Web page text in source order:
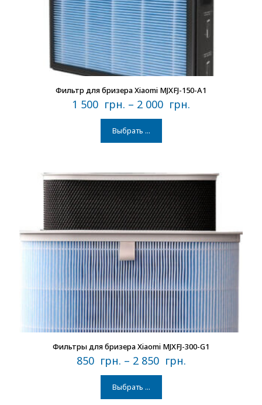
Фильтр для бризера Xiaomi MJXFJ-150-A1
1 500 грн. – 2 000 грн.
Выбрать ...
В наличии
Фильтры для бризера Xiaomi MJXFJ-300-G1
850 грн. – 2 850 грн.
Выбрать ...